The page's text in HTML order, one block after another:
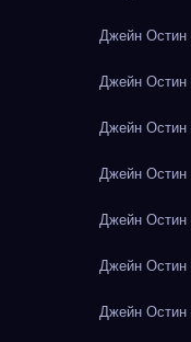
Джейн Остин
Джейн Остин
Джейн Остин
Джейн Остин
Джейн Остин
Джейн Остин
Джейн Остин